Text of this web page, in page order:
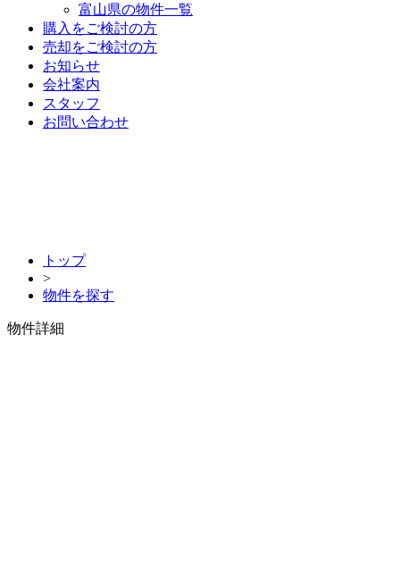
富山県の物件一覧
購入をご検討の方
売却をご検討の方
お知らせ
会社案内
スタッフ
お問い合わせ
トップ
>
物件を探す
物件詳細